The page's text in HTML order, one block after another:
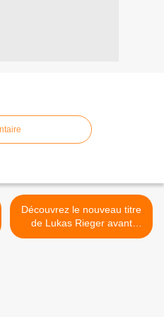
Découvrez le nouveau titre
de Lukas Rieger avant
l’album ! >